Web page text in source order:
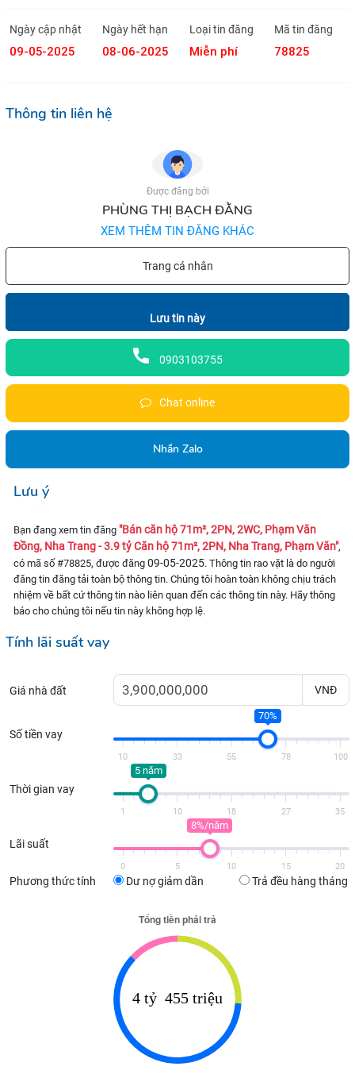
Ngày cập nhật
09-05-2025
Ngày hết hạn
08-06-2025
Loại tin đăng
Miễn phí
Mã tin đăng
78825
Thông tin liên hệ
Được đăng bởi
PHÙNG THỊ BẠCH ĐẰNG
XEM THÊM TIN ĐĂNG KHÁC
Trang cá nhân
Lưu tin này
0903103755
Chat online
Nhắn Zalo
Lưu ý
Bạn đang xem tin đăng "Bán căn hộ 71m², 2PN, 2WC, Phạm Văn
Đồng, Nha Trang - 3.9 tỷ Căn hộ 71m², 2PN, Nha Trang, Phạm Văn",
có mã số #78825, được đăng 09-05-2025. Thông tin rao vặt là do người
đăng tin đăng tải toàn bộ thông tin. Chúng tôi hoàn toàn không chịu trách
nhiệm về bất cứ thông tin nào liên quan đến các thông tin này. Hãy thông
báo cho chúng tôi nếu tin này không hợp lệ.
Tính lãi suất vay
Giá nhà đất VNĐ
Số tiền vay
70%
10 33 55 78 100
Thời gian vay
5 năm
1 10 18 27 35
Lãi suất
8%/năm
0 5 10 15 20
Phương thức tính Dư nợ giảm dần Trả đều hàng tháng